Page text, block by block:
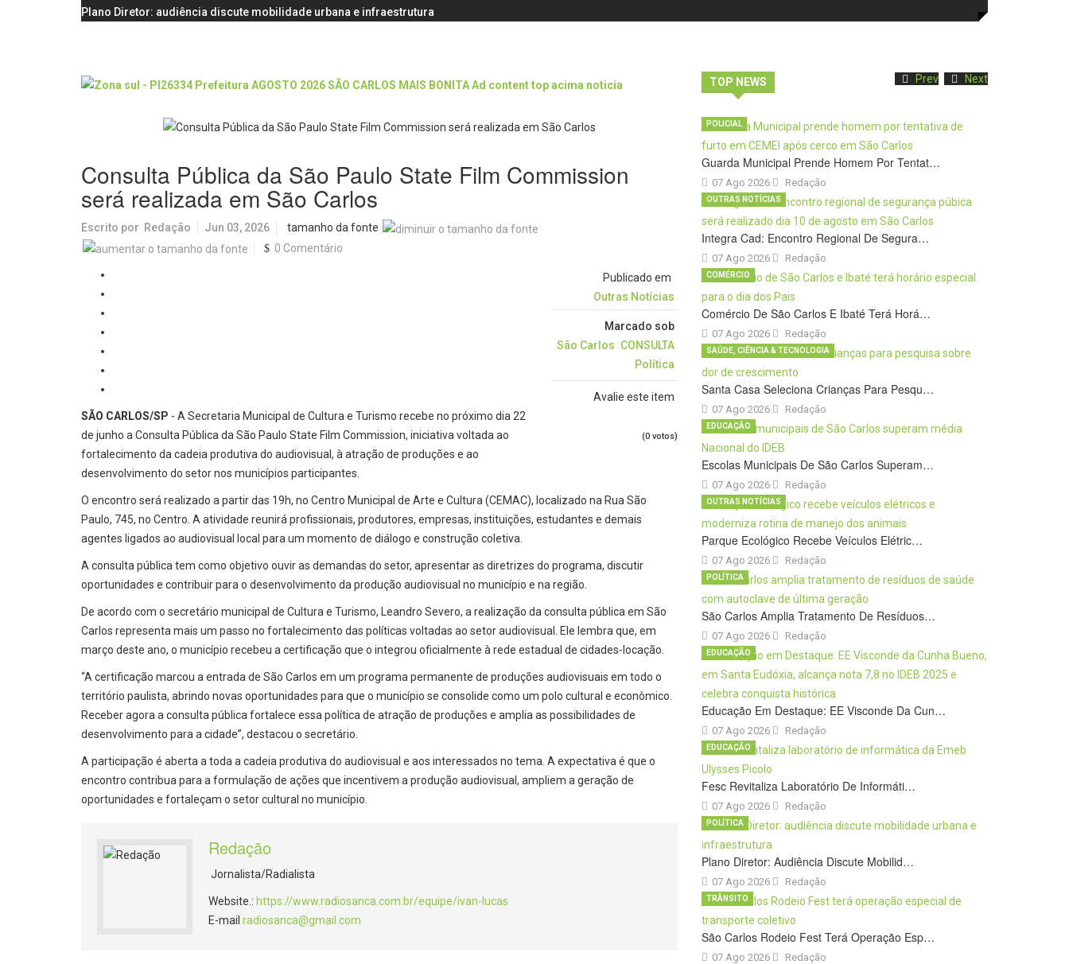
Plano Diretor: audiência discute mobilidade urbana e infraestrutura
Consulta Pública da São Paulo State Film Commission
será realizada em São Carlos
Escrito por Redação Jun 03, 2026
tamanho da fonte
0 Comentário
Publicado em
Outras Notícias
Marcado sob
São Carlos CONSULTA
Política
Avalie este item
(0 votos)
SÃO CARLOS/SP - A Secretaria Municipal de Cultura e Turismo recebe no próximo dia 22
de junho a Consulta Pública da São Paulo State Film Commission, iniciativa voltada ao
fortalecimento da cadeia produtiva do audiovisual, à atração de produções e ao
desenvolvimento do setor nos municípios participantes.
O encontro será realizado a partir das 19h, no Centro Municipal de Arte e Cultura (CEMAC), localizado na Rua São
Paulo, 745, no Centro. A atividade reunirá profissionais, produtores, empresas, instituições, estudantes e demais
agentes ligados ao audiovisual local para um momento de diálogo e construção coletiva.
A consulta pública tem como objetivo ouvir as demandas do setor, apresentar as diretrizes do programa, discutir
oportunidades e contribuir para o desenvolvimento da produção audiovisual no município e na região.
De acordo com o secretário municipal de Cultura e Turismo, Leandro Severo, a realização da consulta pública em São
Carlos representa mais um passo no fortalecimento das políticas voltadas ao setor audiovisual. Ele lembra que, em
março deste ano, o município recebeu a certificação que o integrou oficialmente à rede estadual de cidades-locação.
“A certificação marcou a entrada de São Carlos em um programa permanente de produções audiovisuais em todo o
território paulista, abrindo novas oportunidades para que o município se consolide como um polo cultural e econômico.
Receber agora a consulta pública fortalece essa política de atração de produções e amplia as possibilidades de
desenvolvimento para a cidade”, destacou o secretário.
A participação é aberta a toda a cadeia produtiva do audiovisual e aos interessados no tema. A expectativa é que o
encontro contribua para a formulação de ações que incentivem a produção audiovisual, ampliem a geração de
oportunidades e fortaleçam o setor cultural no município.
Redação
Jornalista/Radialista
Website.: https://www.radiosanca.com.br/equipe/ivan-lucas
E-mail radiosanca@gmail.com
TOP NEWS Prev Next
Guarda Municipal Prende Homem Por Tentat…
07 Ago 2026
POLICIAL
Redação
Integra Cad: Encontro Regional De Segura…
07 Ago 2026
OUTRAS NOTÍCIAS
Redação
Comércio De São Carlos E Ibaté Terá Horá…
07 Ago 2026
COMÉRCIO
Redação
Santa Casa Seleciona Crianças Para Pesqu…
07 Ago 2026
SAÚDE, CIÊNCIA & TECNOLOGIA
Redação
Escolas Municipais De São Carlos Superam…
07 Ago 2026
EDUCAÇÃO
Redação
Parque Ecológico Recebe Veículos Elétric…
07 Ago 2026
OUTRAS NOTÍCIAS
Redação
São Carlos Amplia Tratamento De Resíduos…
07 Ago 2026
POLÍTICA
Redação
Educação Em Destaque: EE Visconde Da Cun…
07 Ago 2026
EDUCAÇÃO
Redação
Fesc Revitaliza Laboratório De Informáti…
07 Ago 2026
EDUCAÇÃO
Redação
Plano Diretor: Audiência Discute Mobilid…
07 Ago 2026
POLÍTICA
Redação
São Carlos Rodeio Fest Terá Operação Esp…
07 Ago 2026
TRÂNSITO
Redação